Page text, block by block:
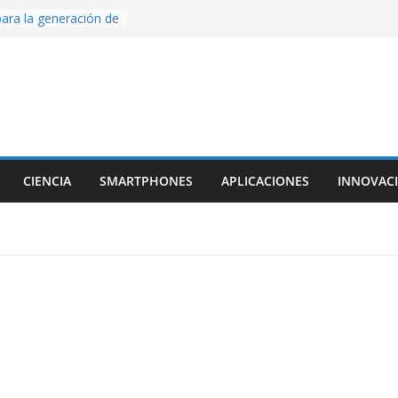
la generación de
una app
una
CIENCIA SMARTPHONES APLICACIONES